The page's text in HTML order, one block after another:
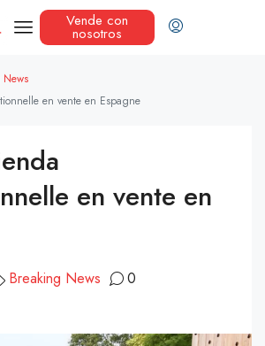
Vende con
nosotros
News
en vente en Espagne
en vente en
Breaking News 0